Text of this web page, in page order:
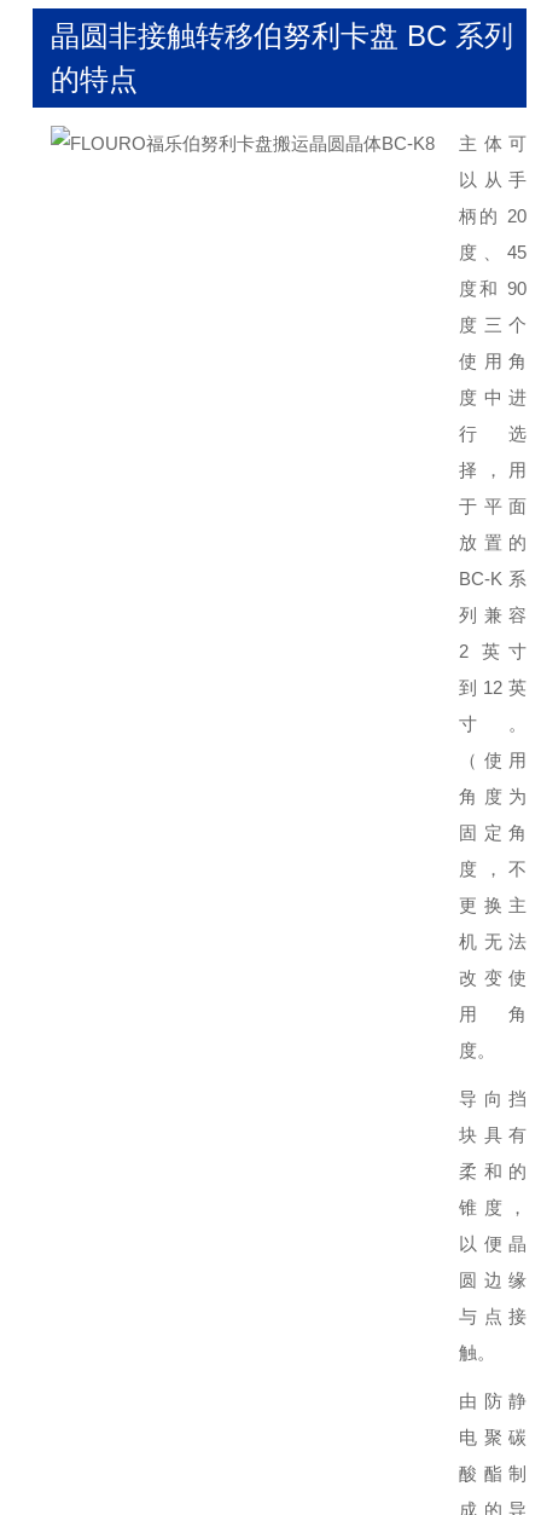
晶圆非接触转移伯努利卡盘 BC 系列
的特点
主体可
以从手
柄的 20
度、45
度和 90
度三个
使用角
度中进
行选
择，用
于平面
放置的
BC-K 系
列兼容
2 英寸
到 12 英
寸。
（使用
角度为
固定角
度，不
更换主
机无法
改变使
用角
度。
导向挡
块具有
柔和的
锥度，
以便晶
圆边缘
与点接
触。
由防静
电聚碳
酸酯制
成的导